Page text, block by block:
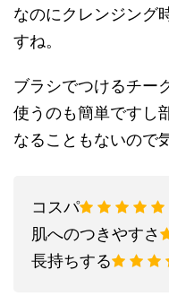
なのにクレンジング
すね。
ブラシでつけるチー
使うのも簡単ですし
なることもないので
コスパ
肌へのつきやすさ
長持ちする